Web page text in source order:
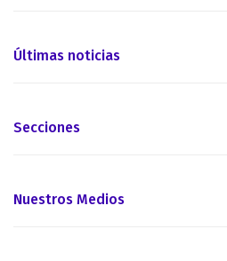
Últimas noticias
Secciones
Nuestros Medios